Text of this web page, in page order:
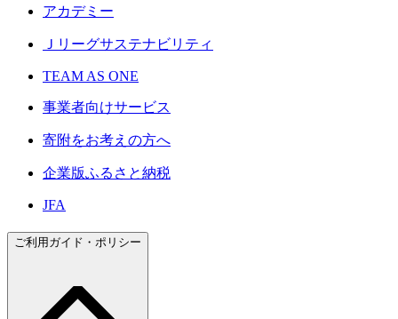
アカデミー
Ｊリーグサステナビリティ
TEAM AS ONE
事業者向けサービス
寄附をお考えの方へ
企業版ふるさと納税
JFA
ご利用ガイド・ポリシー